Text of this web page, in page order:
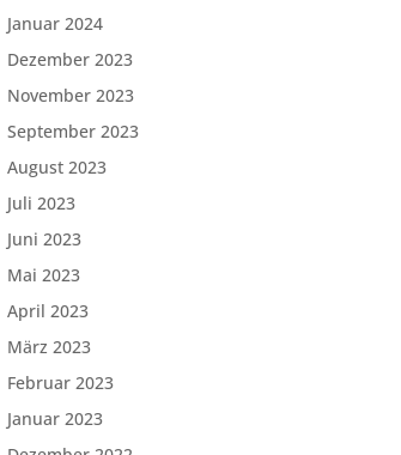
Januar 2024
Dezember 2023
November 2023
September 2023
August 2023
Juli 2023
Juni 2023
Mai 2023
April 2023
März 2023
Februar 2023
Januar 2023